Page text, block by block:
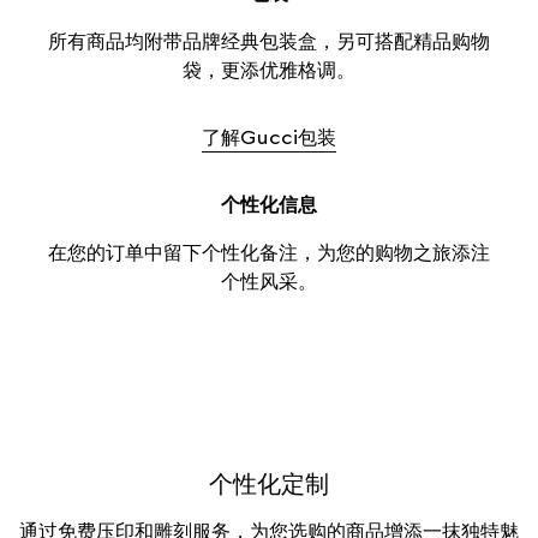
所有商品均附带品牌经典包装盒，另可搭配精品购物
袋，更添优雅格调。
了解Gucci包装
个性化信息
在您的订单中留下个性化备注，为您的购物之旅添注
个性风采。
个性化定制
通过免费压印和雕刻服务，为您选购的商品增添一抹独特魅